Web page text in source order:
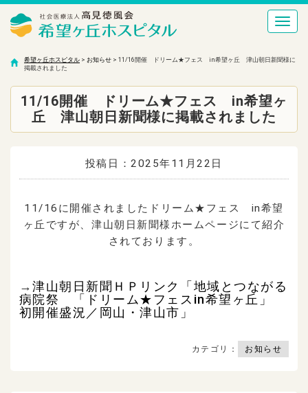
希望ヶ丘ホスピタル > お知らせ > 11/16開催 ドリーム★フェス in希望ヶ丘 津山朝日新聞様に
掲載されました
11/16開催 ドリーム★フェス in希望ヶ
丘 津山朝日新聞様に掲載されました
投稿日：2025年11月22日
11/16に開催されましたドリーム★フェス in希望
ヶ丘ですが、津山朝日新聞様ホームページにて紹介
されております。
→津山朝日新聞ＨＰリンク「地域とつながる
病院祭 「ドリーム★フェスin希望ヶ丘」
初開催盛況／岡山・津山市」
カテゴリ： お知らせ